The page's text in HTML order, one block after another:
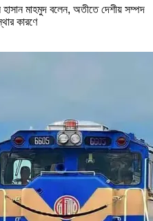
হাসান মাহমুদ বলেন, অতীতে দেশীয় সম্পদ
কারণে